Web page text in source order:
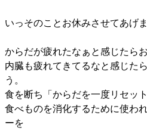
いっそのことお休みさせてあげ
からだが疲れたなぁと感じたら
内臓も疲れてきてるなと感じた
う。
食を断ち「からだを一度リセット
食べものを消化するために使わ
ーを